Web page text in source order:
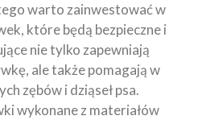
warto zainwestować w
które będą bezpieczne i
nie tylko zapewniają
ale także pomagają w
zębów i dziąseł psa.
wykonane z materiałów